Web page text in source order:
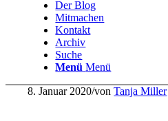
Der Blog
Mitmachen
Kontakt
Archiv
Suche
Menü Menü
8. Januar 2020/vonTanja Miller